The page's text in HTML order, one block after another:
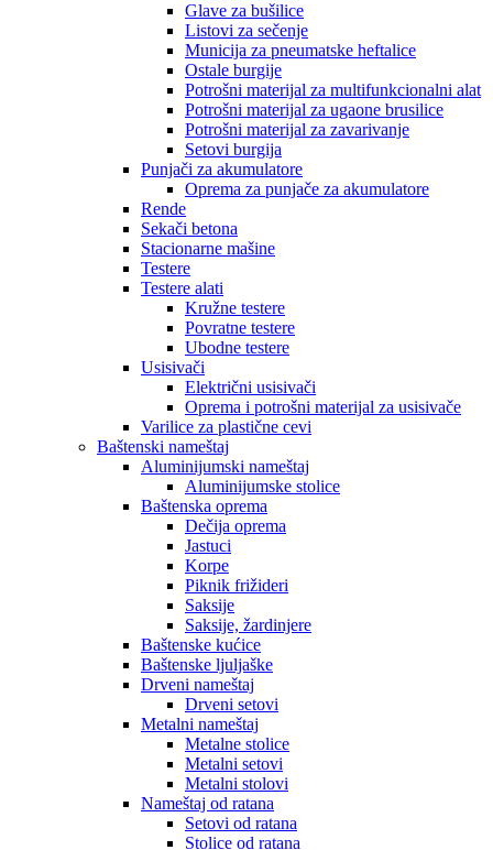
Glave za bušilice
Listovi za sečenje
Municija za pneumatske heftalice
Ostale burgije
Potrošni materijal za multifunkcionalni alat
Potrošni materijal za ugaone brusilice
Potrošni materijal za zavarivanje
Setovi burgija
Punjači za akumulatore
Oprema za punjače za akumulatore
Rende
Sekači betona
Stacionarne mašine
Testere
Testere alati
Kružne testere
Povratne testere
Ubodne testere
Usisivači
Električni usisivači
Oprema i potrošni materijal za usisivače
Varilice za plastične cevi
Baštenski nameštaj
Aluminijumski nameštaj
Aluminijumske stolice
Baštenska oprema
Dečija oprema
Jastuci
Korpe
Piknik frižideri
Saksije
Saksije, žardinjere
Baštenske kućice
Baštenske ljuljaške
Drveni nameštaj
Drveni setovi
Metalni nameštaj
Metalne stolice
Metalni setovi
Metalni stolovi
Nameštaj od ratana
Setovi od ratana
Stolice od ratana